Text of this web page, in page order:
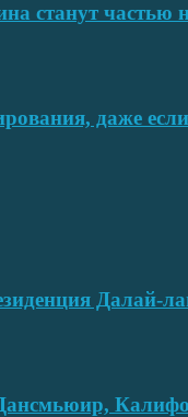
станут частью
даже
Далай-
Дансмьюир,